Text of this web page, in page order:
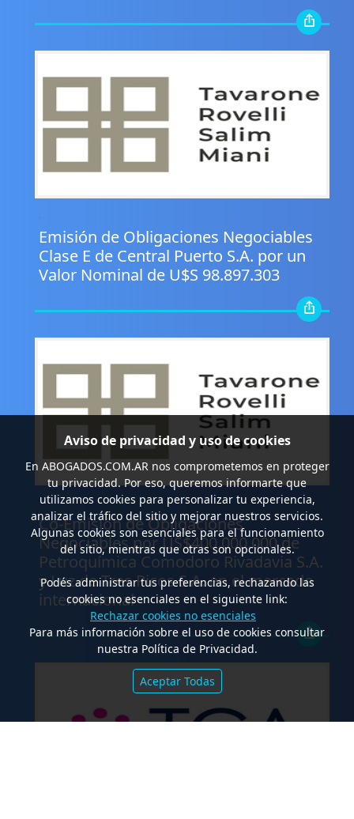
Emisión de Obligaciones Negociables
Clase E de Central Puerto S.A. por un
Valor Nominal de U$S 98.897.303
.
Co-Emisión de Obligaciones
Negociables por US$400.000.000 de
Petroquímica Comodoro Rivadavia S.A.
y Luz de Tres Picos S.A. en el mercado
internacional
Aviso de privacidad y uso de cookies
En ABOGADOS.COM.ARnos comprometemos en proteger
tu privacidad. Por eso, queremos informarte que
utilizamos cookies para personalizar tu experiencia,
analizar el tráfico del sitio y mejorar nuestros servicios.
Algunas cookies son esenciales para el funcionamiento
del sitio, mientras que otras son opcionales.
Podés administrar tus preferencias, rechazando las
cookies no esenciales en el siguiente link:
Rechazar cookies no esenciales
Para más información sobre el uso de cookies consultar
nuestra Política de Privacidad.
Aceptar Todas